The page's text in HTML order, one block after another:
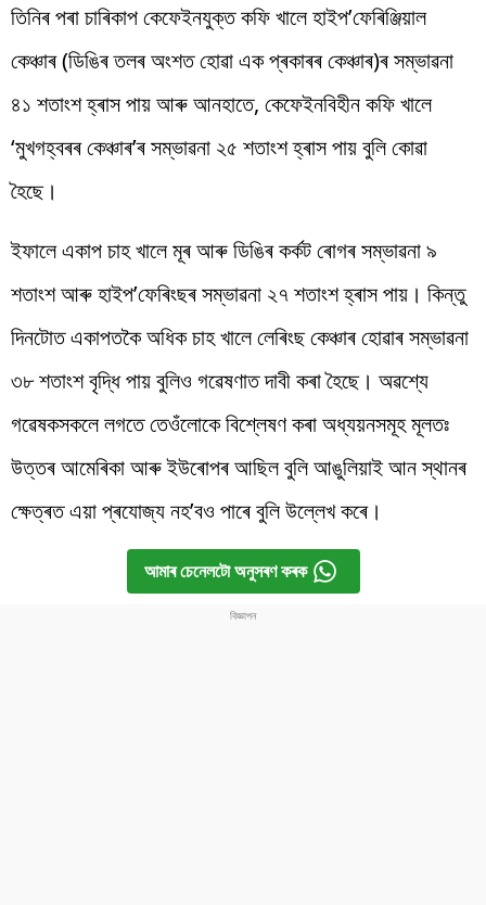
তিনিৰ পৰা চাৰিকাপ কেফেইনযুক্ত কফি খালে হাইপ’ফেৰিঞ্জিয়াল
কেঞ্চাৰ (ডিঙিৰ তলৰ অংশত হোৱা এক প্ৰকাৰৰ কেঞ্চাৰ)ৰ সম্ভাৱনা
৪১ শতাংশ হ্ৰাস পায় আৰু আনহাতে, কেফেইনবিহীন কফি খালে
‘মুখগহ্বৰৰ কেঞ্চাৰ’ৰ সম্ভাৱনা ২৫ শতাংশ হ্ৰাস পায় বুলি কোৱা
হৈছে।
ইফালে একাপ চাহ খালে মূৰ আৰু ডিঙিৰ কৰ্কট ৰোগৰ সম্ভাৱনা ৯
শতাংশ আৰু হাইপ’ফেৰিংছৰ সম্ভাৱনা ২৭ শতাংশ হ্ৰাস পায়। কিন্তু
দিনটোত একাপতকৈ অধিক চাহ খালে লেৰিংছ কেঞ্চাৰ হোৱাৰ সম্ভাৱনা
৩৮ শতাংশ বৃদ্ধি পায় বুলিও গৱেষণাত দাবী কৰা হৈছে। অৱশ্যে
গৱেষকসকলে লগতে তেওঁলোকে বিশ্লেষণ কৰা অধ্যয়নসমূহ মূলতঃ
উত্তৰ আমেৰিকা আৰু ইউৰোপৰ আছিল বুলি আঙুলিয়াই আন স্থানৰ
ক্ষেত্ৰত এয়া প্ৰযোজ্য নহ’বও পাৰে বুলি উল্লেখ কৰে।
আমাৰ চেনেলটো অনুসৰণ কৰক